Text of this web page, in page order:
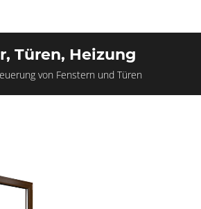
Türen, Heizung
von Fenstern und Türen